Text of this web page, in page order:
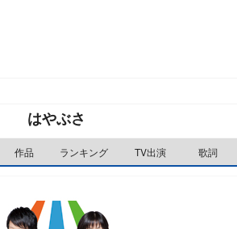
はやぶさ
作品 ランキング TV出演 歌詞